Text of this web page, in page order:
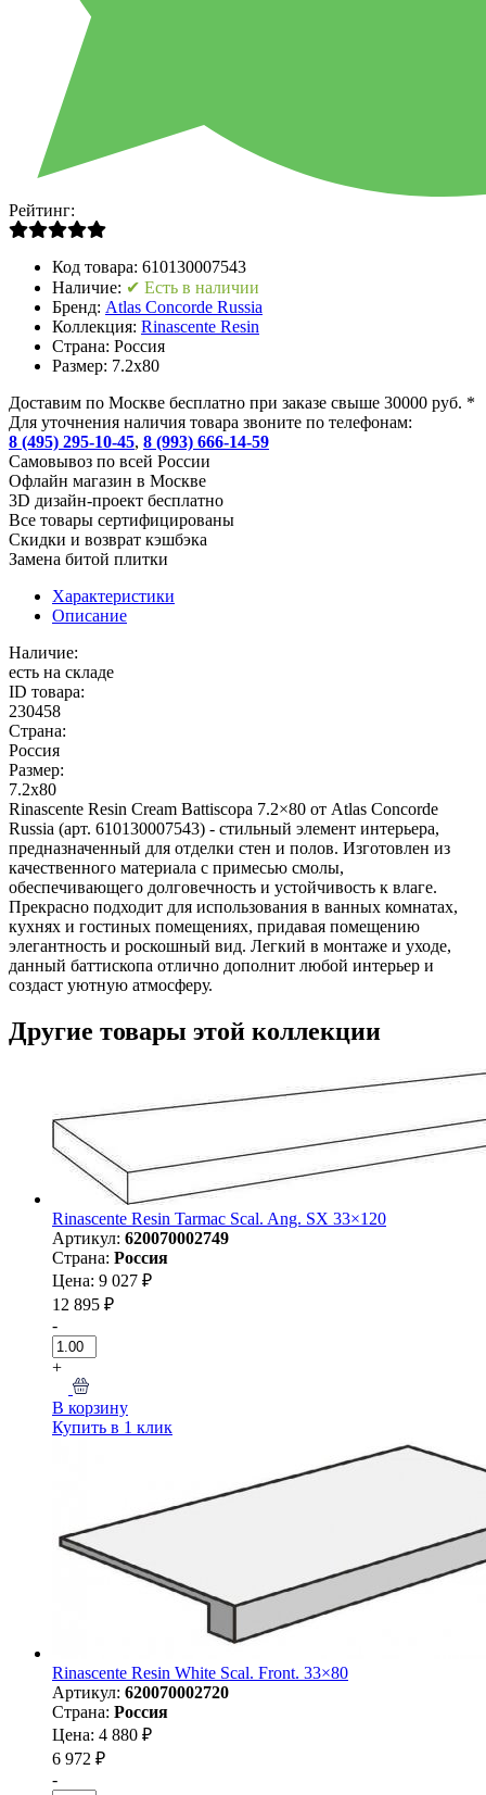
Рейтинг:
Код товара: 610130007543
Наличие: ✔ Есть в наличии
Бренд: Atlas Concorde Russia
Коллекция: Rinascente Resin
Страна: Россия
Размер: 7.2x80
Доставим по Москве бесплатно при заказе свыше 30000 руб. *
Для уточнения наличия товара звоните по телефонам:
8 (495) 295-10-45, 8 (993) 666-14-59
Cамовывоз по всей России
Офлайн магазин в Москве
3D дизайн-проект бесплатно
Все товары сертифицированы
Скидки и возврат кэшбэка
Замена битой плитки
Характеристики
Описание
Наличие:
есть на складе
ID товара:
230458
Страна:
Россия
Размер:
7.2x80
Rinascente Resin Cream Battiscopa 7.2×80 от Atlas Concorde
Russia (арт. 610130007543) - стильный элемент интерьера,
предназначенный для отделки стен и полов. Изготовлен из
качественного материала с примесью смолы,
обеспечивающего долговечность и устойчивость к влаге.
Прекрасно подходит для использования в ванных комнатах,
кухнях и гостиных помещениях, придавая помещению
элегантность и роскошный вид. Легкий в монтаже и уходе,
данный баттископа отлично дополнит любой интерьер и
создаст уютную атмосферу.
Другие товары этой коллекции
Rinascente Resin Tarmac Scal. Ang. SX 33×120
Артикул: 620070002749
Страна: Россия
Цена: 9 027 ₽
12 895 ₽
-
+
В корзину
Купить в 1 клик
Rinascente Resin White Scal. Front. 33×80
Артикул: 620070002720
Страна: Россия
Цена: 4 880 ₽
6 972 ₽
-